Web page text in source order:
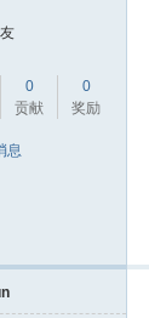
0
贡献
0
奖励
息